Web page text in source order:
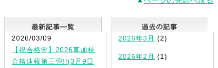
最新記事一覧
2026/03/09
【祝合格🌸】2026草加校
合格速報第三弾!!(3月9日
2026年3月 (2)
2026年2月 (1)